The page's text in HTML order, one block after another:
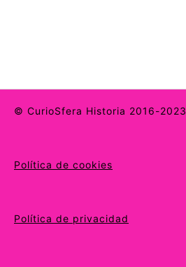
© CurioSfera Historia 2016-2023
Política de cookies
Política de privacidad